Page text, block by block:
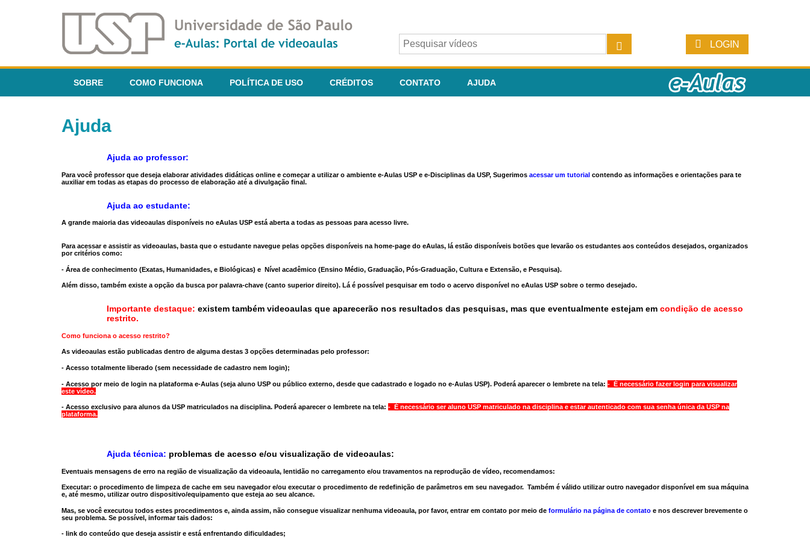
LOGIN
SOBRE COMO FUNCIONA POLÍTICA DE USO CRÉDITOS CONTATO AJUDA
Ajuda
Ajuda ao professor:
Para você professor que deseja elaborar atividades didáticas online e começar a utilizar o ambiente e-Aulas USP e e-Disciplinas da USP, Sugerimos acessar um tutorial contendo as informações e orientações para te
auxiliar em todas as etapas do processo de elaboração até a divulgação final.
Ajuda ao estudante:
A grande maioria das videoaulas disponíveis no eAulas USP está aberta a todas as pessoas para acesso livre.
Para acessar e assistir as videoaulas, basta que o estudante navegue pelas opções disponíveis na home-page do eAulas, lá estão disponíveis botões que levarão os estudantes aos conteúdos desejados, organizados
por critérios como:
- Área de conhecimento (Exatas, Humanidades, e Biológicas) e Nível acadêmico (Ensino Médio, Graduação, Pós-Graduação, Cultura e Extensão, e Pesquisa).
Além disso, também existe a opção da busca por palavra-chave (canto superior direito). Lá é possível pesquisar em todo o acervo disponível no eAulas USP sobre o termo desejado.
Importante destaque: existem também videoaulas que aparecerão nos resultados das pesquisas, mas que eventualmente estejam em condição de acesso
restrito.
Como funciona o acesso restrito?
As videoaulas estão publicadas dentro de alguma destas 3 opções determinadas pelo professor:
- Acesso totalmente liberado (sem necessidade de cadastro nem login);
- Acesso por meio de login na plataforma e-Aulas (seja aluno USP ou público externo, desde que cadastrado e logado no e-Aulas USP). Poderá aparecer o lembrete na tela: - É necessário fazer login para visualizar
este vídeo.
- Acesso exclusivo para alunos da USP matriculados na disciplina. Poderá aparecer o lembrete na tela: - É necessário ser aluno USP matriculado na disciplina e estar autenticado com sua senha única da USP na
plataforma.
Ajuda técnica: problemas de acesso e/ou visualização de videoaulas:
Eventuais mensagens de erro na região de visualização da videoaula, lentidão no carregamento e/ou travamentos na reprodução de vídeo, recomendamos:
Executar: o procedimento de limpeza de cache em seu navegador e/ou executar o procedimento de redefinição de parâmetros em seu navegador. Também é válido utilizar outro navegadordisponível em sua máquina
e, até mesmo, utilizar outro dispositivo/equipamento que esteja ao seu alcance.
Mas, se você executou todos estes procedimentos e, ainda assim, não consegue visualizar nenhuma videoaula, por favor, entrar em contato por meio de formulário na página de contato e nos descrever brevemente o
seu problema. Se possível, informar tais dados:
- link do conteúdo que deseja assistir e está enfrentando dificuldades;